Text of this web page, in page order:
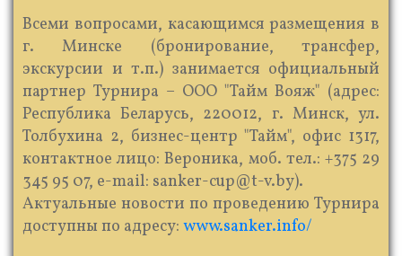
Всеми вопросами, касающимся размещения в
г. Минске (бронирование, трансфер,
экскурсии и т.п.) занимается официальный
партнер Турнира – ООО "Тайм Вояж" (адрес:
Республика Беларусь, 220012, г. Минск, ул.
Толбухина 2, бизнес-центр "Тайм", офис 1317,
контактное лицо: Вероника, моб. тел.: +375 29
345 95 07, e-mail: sanker-cup@t-v.by).
Актуальные новости по проведению Турнира
доступны по адресу: www.sanker.info/